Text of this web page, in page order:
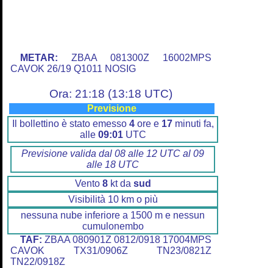
METAR: ZBAA 081300Z 16002MPS
CAVOK 26/19 Q1011 NOSIG
Ora: 21:18 (13:18 UTC)
Previsione
Il bollettino è stato emesso 4ore e 17minuti fa,
alle 09:01UTC
Previsione valida dal 08 alle 12 UTC al 09
alle 18 UTC
Vento 8kt da sud
Visibilità 10 km o più
nessuna nube inferiore a 1500 m e nessun
cumulonembo
TAF: ZBAA 080901Z 0812/0918 17004MPS
CAVOK TX31/0906Z TN23/0821Z
TN22/0918Z